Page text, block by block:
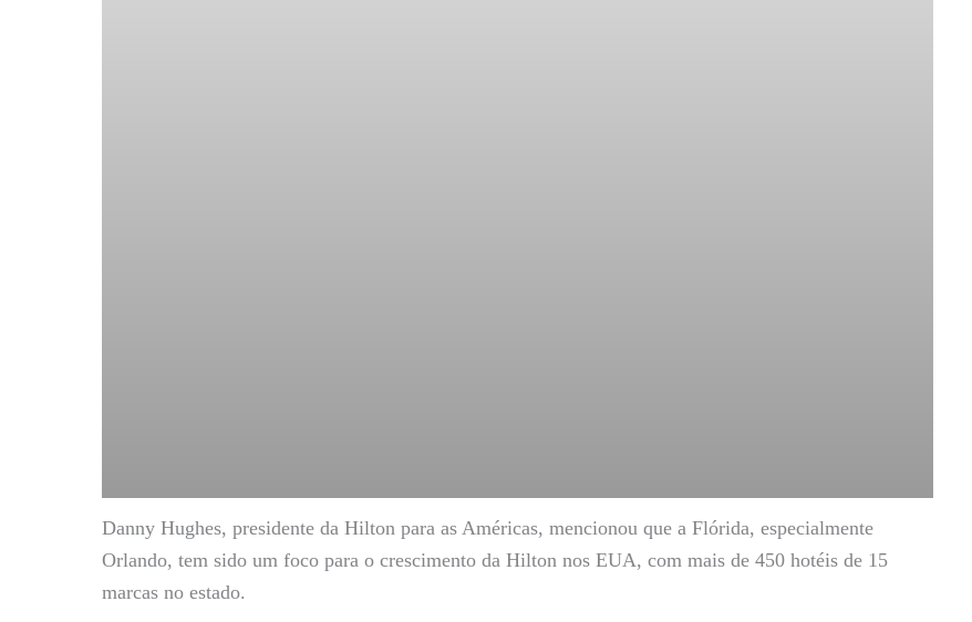
Danny Hughes, presidente da Hilton para as Américas, mencionou que a Flórida, especialmente
Orlando, tem sido um foco para o crescimento da Hilton nos EUA, com mais de 450 hotéis de 15
marcas no estado.